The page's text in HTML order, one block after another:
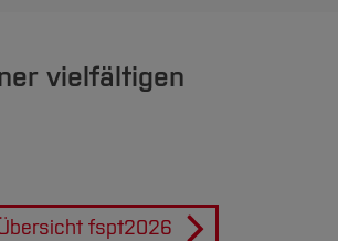
vielfältigen
fspt2026